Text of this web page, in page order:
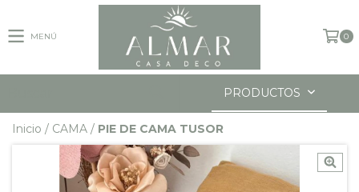
MENÚ 0
PRODUCTOS
Inicio / CAMA / PIE DE CAMA TUSOR